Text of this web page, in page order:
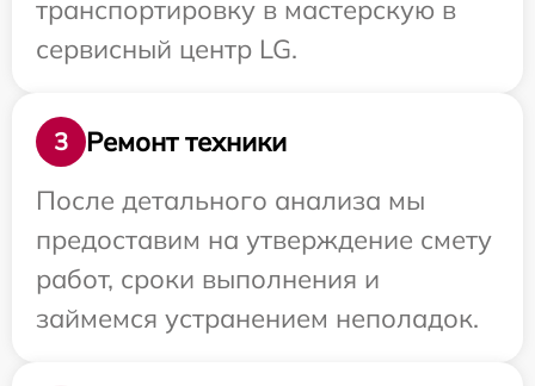
транспортировку в мастерскую в
сервисный центр LG.
3
Ремонт техники
После детального анализа мы
предоставим на утверждение смету
работ, сроки выполнения и
займемся устранением неполадок.